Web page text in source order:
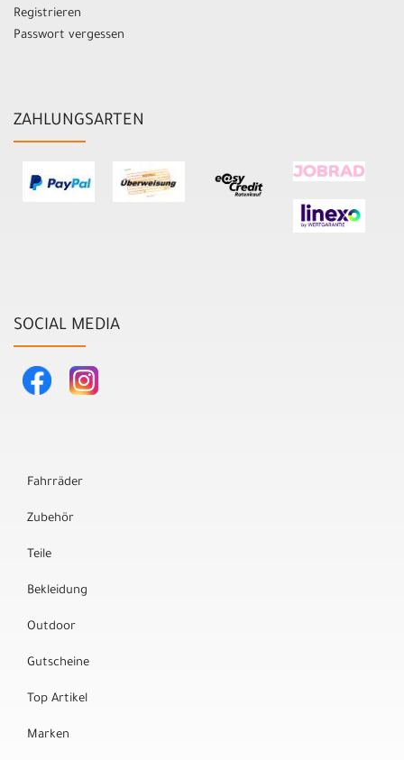
Registrieren
Passwort vergessen
ZAHLUNGSARTEN
SOCIAL MEDIA
Fahrräder
Zubehör
Teile
Bekleidung
Outdoor
Gutscheine
Top Artikel
Marken